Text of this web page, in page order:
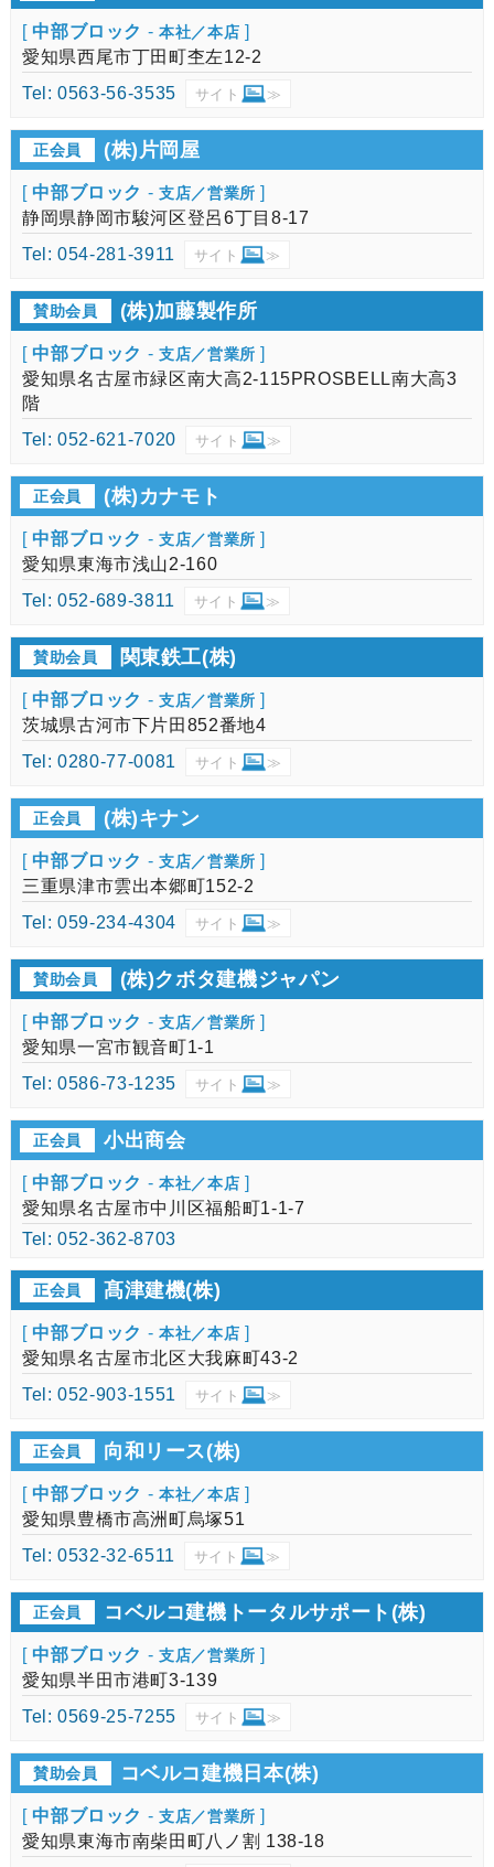
[中部ブロック - 本社／本店 ]
愛知県西尾市丁田町杢左12-2
Tel: 0563-56-3535
サイト ≫
正会員 (株)片岡屋
[中部ブロック - 支店／営業所 ]
静岡県静岡市駿河区登呂6丁目8-17
Tel: 054-281-3911
サイト ≫
賛助会員 (株)加藤製作所
[中部ブロック - 支店／営業所 ]
愛知県名古屋市緑区南大高2-115PROSBELL南大高3
階
Tel: 052-621-7020
サイト ≫
正会員 (株)カナモト
[中部ブロック - 支店／営業所 ]
愛知県東海市浅山2-160
Tel: 052-689-3811
サイト ≫
賛助会員 関東鉄工(株)
[中部ブロック - 支店／営業所 ]
茨城県古河市下片田852番地4
Tel: 0280-77-0081
サイト ≫
正会員 (株)キナン
[中部ブロック - 支店／営業所 ]
三重県津市雲出本郷町152-2
Tel: 059-234-4304
サイト ≫
賛助会員 (株)クボタ建機ジャパン
[中部ブロック - 支店／営業所 ]
愛知県一宮市観音町1-1
Tel: 0586-73-1235
サイト ≫
正会員 小出商会
[中部ブロック - 本社／本店 ]
愛知県名古屋市中川区福船町1-1-7
Tel: 052-362-8703
正会員 髙津建機(株)
[中部ブロック - 本社／本店 ]
愛知県名古屋市北区大我麻町43-2
Tel: 052-903-1551
サイト ≫
正会員 向和リース(株)
[中部ブロック - 本社／本店 ]
愛知県豊橋市高洲町烏塚51
Tel: 0532-32-6511
サイト ≫
正会員 コベルコ建機トータルサポート(株)
[中部ブロック - 支店／営業所 ]
愛知県半田市港町3-139
Tel: 0569-25-7255
サイト ≫
賛助会員 コベルコ建機日本(株)
[中部ブロック - 支店／営業所 ]
愛知県東海市南柴田町八ノ割 138-18